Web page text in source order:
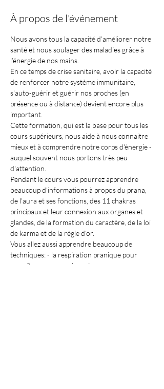
À propos de l'événement
Nous avons tous la capacité d’améliorer notre
santé et nous soulager des maladies grâce à
l’énergie de nos mains.
En ce temps de crise sanitaire, avoir la capacité
de renforcer notre système immunitaire,
s'auto-guérir et guérir nos proches (en
présence ou à distance) devient encore plus
important.
Cette formation, qui est la base pour tous les
cours supérieurs, nous aide à nous connaitre
mieux et à comprendre notre corps d'énergie -
auquel souvent nous portons très peu
d'attention.
Pendant le cours vous pourrez apprendre
beaucoup d’informations à propos du prana,
de l’aura et ses fonctions, des 11 chakras
principaux et leur connexion aux organes et
glandes, de la formation du caractère, de la loi
de karma et de la règle d’or.
Vous allez aussi apprendre beaucoup de
techniques: - la respiration pranique pour
accroître sa propre énergie